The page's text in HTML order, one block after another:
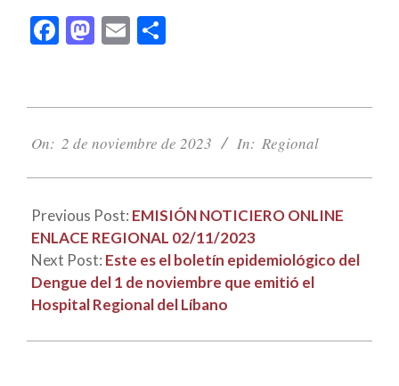
Facebook
Mastodon
Email
11-
On: 2 de noviembre de 2023 In: Regional
Previous Post: EMISIÓN NOTICIERO ONLINE
ENLACE REGIONAL 02/11/2023
Next Post: Este es el boletín epidemiológico del
Dengue del 1 de noviembre que emitió el
Hospital Regional del Líbano